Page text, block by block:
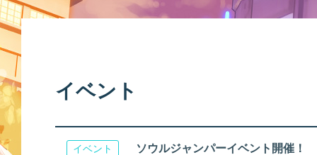
お知らせ一覧
ソウ
アップ
イベント
イベント ソウルジャンパーイベント開催！